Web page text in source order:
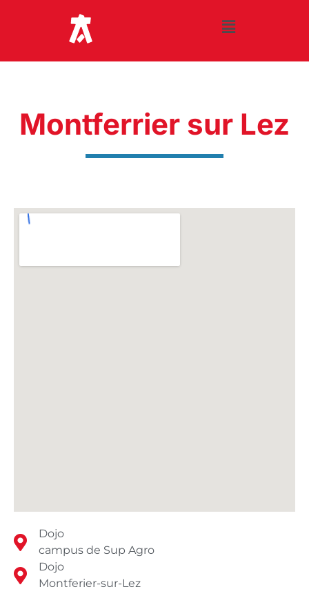
Montferrier sur Lez
Dojo
campus de Sup Agro
Dojo
Montferier-sur-Lez